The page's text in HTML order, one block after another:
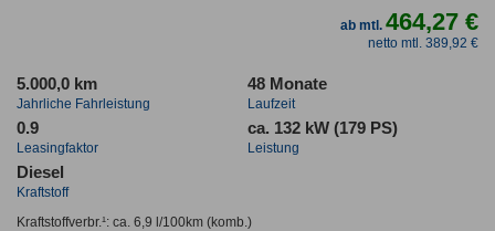
ab mtl.464,27 €
netto mtl. 389,92 €
5.000,0 km
Jahrliche Fahrleistung
48 Monate
Laufzeit
0.9
Leasingfaktor
ca. 132 kW (179 PS)
Leistung
Diesel
Kraftstoff
Kraftstoffverbr.¹: ca. 6,9 l/100km(komb.)